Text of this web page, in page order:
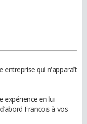
entreprise qui n'apparaît
expérience en lui
Francois à vos